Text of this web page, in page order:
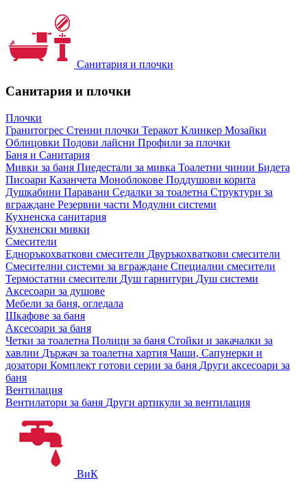
Санитария и плочки
Санитария и плочки
Плочки
Гранитогрес Стенни плочки Теракот Клинкер Мозайки
Облицовки Подови лайсни Профили за плочки
Баня и Санитария
Мивки за баня Пиедестали за мивка Тоалетни чинии Бидета
Писоари Казанчета Моноблокове Поддушови корита
Душкабини Паравани Седалки за тоалетна Структури за
вграждане Резервни части Модулни системи
Кухненска санитария
Кухненски мивки
Смесители
Едноръкохваткови смесители Двуръкохваткови смесители
Смесителни системи за вграждане Специални смесители
Термостатни смесители Душ гарнитури Душ системи
Аксесоари за душове
Мебели за баня, огледала
Шкафове за баня
Аксесоари за баня
Четки за тоалетна Полици за баня Стойки и закачалки за
хавлии Държач за тоалетна хартия Чаши, Сапунерки и
дозатори Комплект готови серии за баня Други аксесоари за
баня
Вентилация
Вентилатори за баня Други артикули за вентилация
ВиК